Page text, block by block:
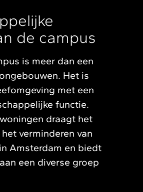
de campus
is meer dan een
Het is
met een
functie.
draagt het
verminderen van
Amsterdam en biedt
een diverse groep